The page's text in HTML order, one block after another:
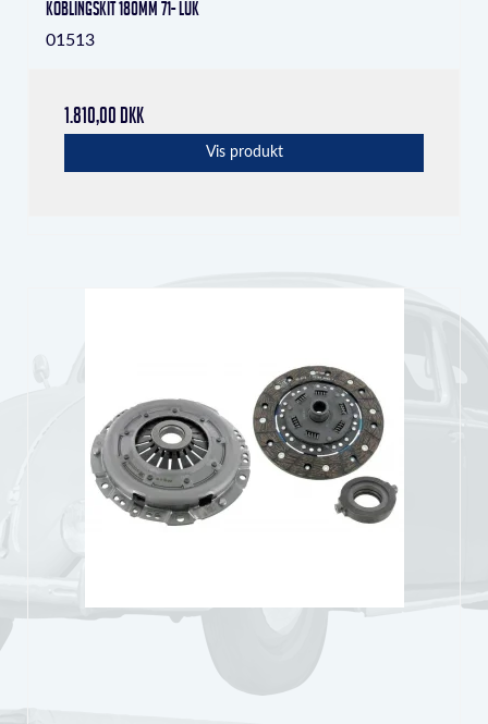
Koblingskit 180mm 71- LuK
01513
1.810,00 DKK
Vis produkt